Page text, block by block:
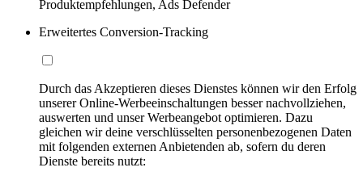
Produktempfehlungen, Ads Defender
Erweitertes Conversion-Tracking
Durch das Akzeptieren dieses Dienstes können wir den Erfolg
unserer Online-Werbeeinschaltungen besser nachvollziehen,
auswerten und unser Werbeangebot optimieren. Dazu
gleichen wir deine verschlüsselten personenbezogenen Daten
mit folgenden externen Anbietenden ab, sofern du deren
Dienste bereits nutzt: